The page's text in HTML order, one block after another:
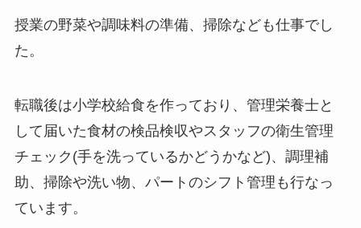
授業の野菜や調味料の準備、掃除なども仕事でし
た。
転職後は小学校給食を作っており、管理栄養士と
して届いた食材の検品検収やスタッフの衛生管理
チェック(手を洗っているかどうかなど)、調理補
助、掃除や洗い物、パートのシフト管理も行なっ
ています。